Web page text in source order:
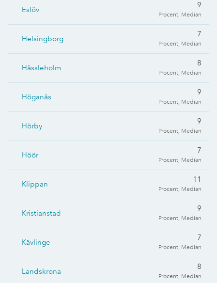
Eslöv
9
Procent, Median
Helsingborg
7
Procent, Median
Hässleholm
8
Procent, Median
Höganäs
9
Procent, Median
Hörby
9
Procent, Median
Höör
7
Procent, Median
Klippan
11
Procent, Median
Kristianstad
9
Procent, Median
Kävlinge
7
Procent, Median
Landskrona
8
Procent, Median